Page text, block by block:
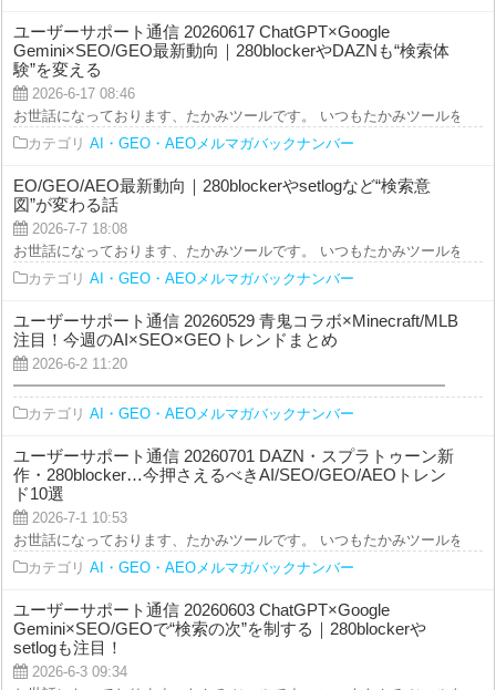
ユーザーサポート通信 20260617 ChatGPT×Google
Gemini×SEO/GEO最新動向｜280blockerやDAZNも“検索体
験”を変える
2026-6-17 08:46
お世話になっております、たかみツールです。 いつもたかみツールをご
カテゴリ AI・GEO・AEOメルマガバックナンバー
EO/GEO/AEO最新動向｜280blockerやsetlogなど“検索意
図”が変わる話
2026-7-7 18:08
お世話になっております、たかみツールです。 いつもたかみツールをご
カテゴリ AI・GEO・AEOメルマガバックナンバー
ユーザーサポート通信 20260529 青鬼コラボ×Minecraft/MLB
注目！今週のAI×SEO×GEOトレンドまとめ
2026-6-2 11:20
━━━━━━━━━━━━━━━━━━━━━━━━━━━━━━ たかみ
カテゴリ AI・GEO・AEOメルマガバックナンバー
ユーザーサポート通信 20260701 DAZN・スプラトゥーン新
作・280blocker…今押さえるべきAI/SEO/GEO/AEOトレン
ド10選
2026-7-1 10:53
お世話になっております、たかみツールです。 いつもたかみツールをご
カテゴリ AI・GEO・AEOメルマガバックナンバー
ユーザーサポート通信 20260603 ChatGPT×Google
Gemini×SEO/GEOで“検索の次”を制する｜280blockerや
setlogも注目！
2026-6-3 09:34